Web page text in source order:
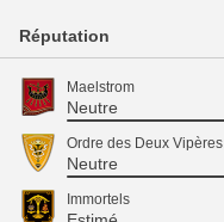
Réputation
Maelstrom
Neutre
Ordre des Deux Vipères
Neutre
Immortels